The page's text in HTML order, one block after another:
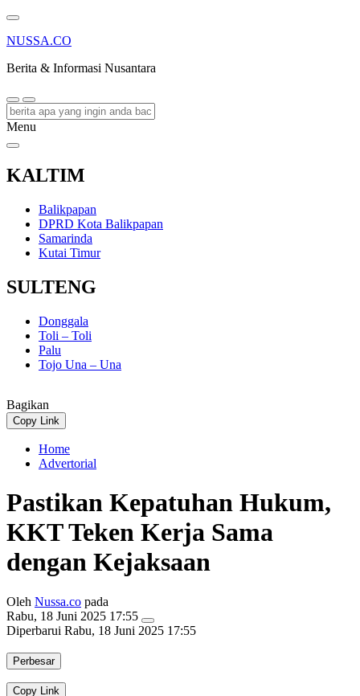
NUSSA.CO
Berita & Informasi Nusantara
Menu
KALTIM
Balikpapan
DPRD Kota Balikpapan
Samarinda
Kutai Timur
SULTENG
Donggala
Toli – Toli
Palu
Tojo Una – Una
Bagikan
Copy Link
Home
Advertorial
Pastikan Kepatuhan Hukum,
KKT Teken Kerja Sama
dengan Kejaksaan
Oleh Nussa.co pada
Rabu, 18 Juni 2025 17:55
Diperbarui Rabu, 18 Juni 2025 17:55
Perbesar
Copy Link